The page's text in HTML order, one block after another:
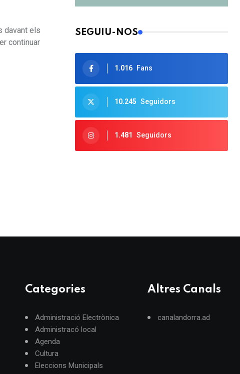
davant els
continuar
SEGUIU-NOS
1.016 Fans
10.245 Seguidors
1.481 Seguidors
Categories
Administració Electrònica
Administracó local
Agenda
Cultura
Eleccions Municipals
Altres Canals
canalandorra.ad